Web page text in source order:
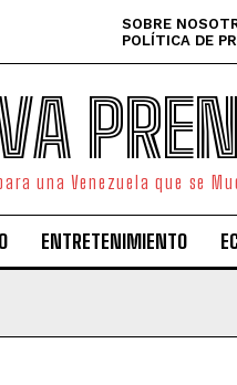
SOBRE
POLÍTICA DE
una Venezuela que se
ENTRETENIMIENTO